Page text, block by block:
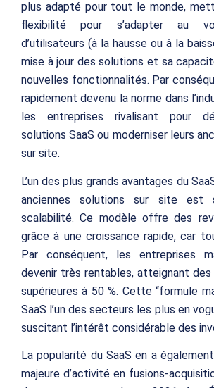
plus adapté pour tout le monde,
flexibilité pour s’adapter au
d’utilisateurs (à la hausse ou à la
mise à jour des solutions et sa
nouvelles fonctionnalités. Par
rapidement devenu la norme dans
les entreprises rivalisant pour
solutions SaaS ou moderniser leurs
sur site.
L’un des plus grands avantages du
anciennes solutions sur site est
scalabilité. Ce modèle offre des
grâce à une croissance rapide, car
Par conséquent, les entreprises
devenir très rentables, atteignant des
supérieures à 50 %. Cette “formule
SaaS l’un des secteurs les plus en
suscitant l’intérêt considérable des
La popularité du SaaS en a
majeure d’activité en fusions-